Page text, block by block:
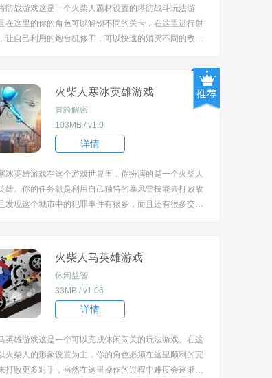
防战游戏这是一个火柴人题材设置的塔防战斗玩法游
在这里的你的角色可以解锁不同的关卡，在这里进行射
让自己利用的炮台机修工，可以快速的消灭不同的敌
伴制定战术； ...
火柴人寒冰英雄游戏
冒险解密
103MB / v1.0
详情
冰英雄游戏在这个游戏世界里，你扮演的是一个火柴人
雄。你的任务就是利用自己独特的暴风雪技能去打败敌
发现这个城市中的犯罪事件有很多，而且还有很多交通
英雄特色：[/title] 、画...
火柴人马英雄游戏
休闲益智
33MB / v1.06
详情
英雄游戏这是一个可以完成休闲闯关的玩法游戏。在这
火柴人的形象设置为主，你的角色必须在这里顺利的完
打败更多对手，当然在这里操作的过程中难度会逐渐增